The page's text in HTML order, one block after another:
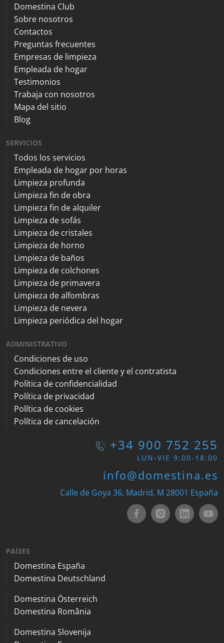
Domestina Club
Sobre nosotros
Contactos
Preguntas frecuentes
Empresas de limpieza
Empleada de hogar
Testimonios
Trabaja con nosotros
Mapa del sitio
Blog
SERVICIOS
Todos los servicios
Empleada de hogar por horas
Limpieza profunda
Limpieza fin de obra
Limpieza fin de alquiler
Limpieza de sofás
Limpieza de cristales
Limpieza de horno
Limpieza de baños
Limpieza de colchones
Limpieza de primavera
Limpieza de alfombras
Limpieza de nevera
Limpieza periódica del hogar
ADMINISTRATIVO
Condiciones de uso
Condiciones entre el cliente y el contratista
Política de confidencialidad
Política de privacidad
Política de cookies
Política de cancelación
+34 900 752 255
LUN-VIE 9:00-18:00
info@domestina.es
Calle de Goya 36, Madrid, M 28001 España
PAÍSES
Domestina España
Domestina Deutschland
Domestina Österreich
Domestina România
Domestina Slovenija